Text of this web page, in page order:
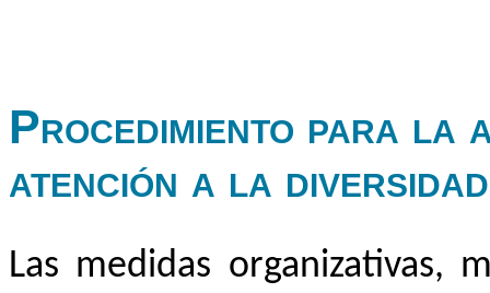
Procedimiento para la
atención a la diversidad
Las medidas organizativas,